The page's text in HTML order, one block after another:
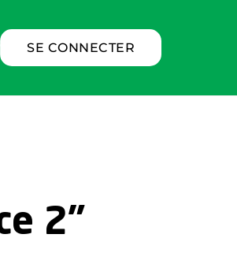
SE CONNECTER
2"